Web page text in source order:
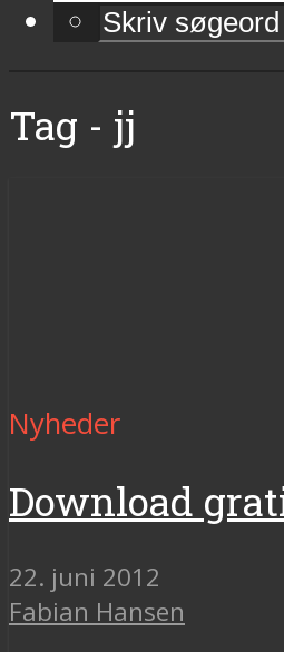
Tag - jj
Nyheder
Download
22. juni 2012
Fabian Hansen